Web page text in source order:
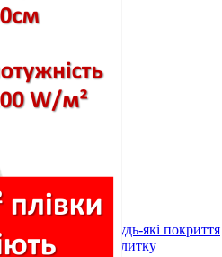
які покриття
під будь-які покриття
під плитку